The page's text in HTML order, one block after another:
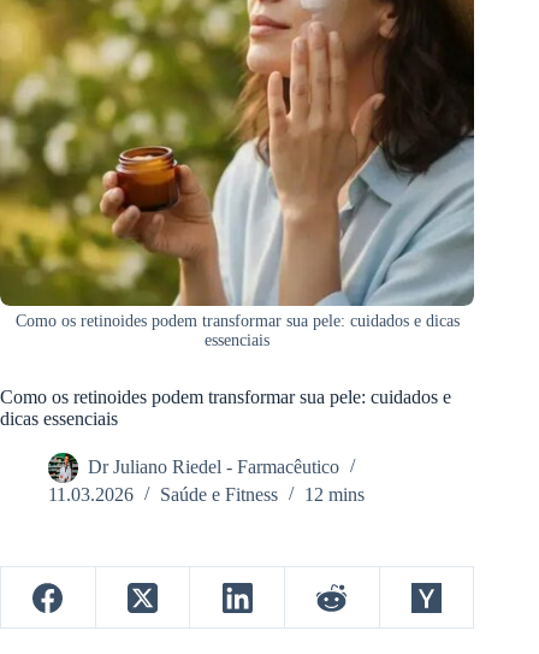
Como os retinoides podem transformar sua pele: cuidados e dicas
essenciais
Como os retinoides podem transformar sua pele: cuidados e
dicas essenciais
Dr Juliano Riedel - Farmacêutico
11.03.2026
Saúde e Fitness 12 mins